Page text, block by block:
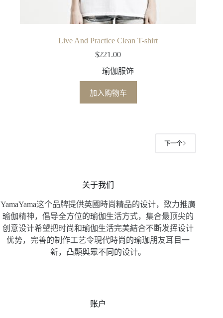
Live And Practice Clean T-shirt
$221.00
瑜伽服饰
加入购物车
下一个
关于我们
YamaYama这个品牌提供英國時尚精品的设计，致力推廣
瑜伽精神，倡导全方位的瑜伽生活方式，集合最顶尖的
创意设计希望把时尚和瑜伽生活完美結合不断发挥设计
优势，完善的制作工艺令現代時尚的瑜珈朋友耳目一
新，凸顯與眾不同的设计。
账户